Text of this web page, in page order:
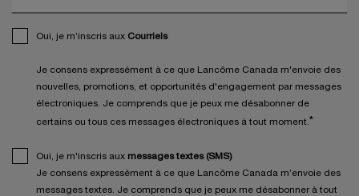
Oui, je m’inscris aux Courriels
Je consens expressément à ce que Lancôme Canada m'envoie des
nouvelles, promotions, et opportunités d'engagement par messages
électroniques. Je comprends que je peux me désabonner de
certains ou tous ces messages électroniques à tout moment. *
Oui, je m'inscris aux messages textes (SMS)
Je consens expressément à ce que Lancôme Canada m’envoie des
messages textes. Je comprends que je peux me désabonner à tout